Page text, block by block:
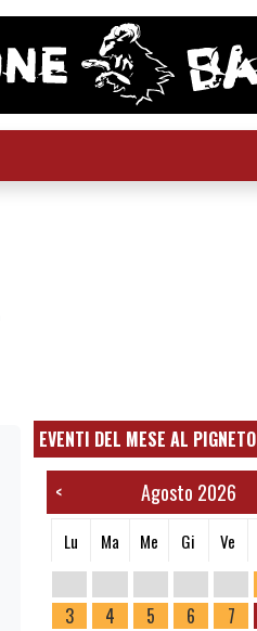
EVENTI DEL MESE AL PIGNETO
< Agosto 2026
Lu Ma Me Gi Ve
3
4 5 6 7